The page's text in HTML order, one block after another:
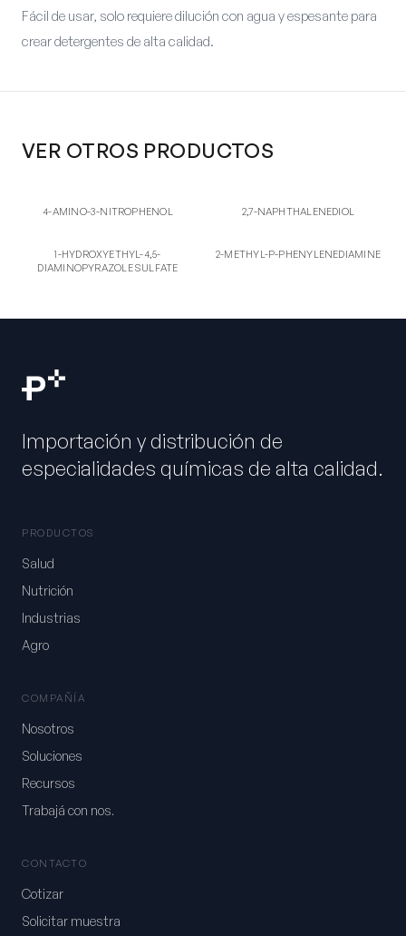
Fácil de usar, solo requiere dilución con agua y espesante para
crear detergentes de alta calidad.
VER OTROS PRODUCTOS
4-AM
4-AMINO-3-NITROPHENOL
2,7-
2,7-NAPHTHALENEDIOL
1S
DIAMINOPYRAZOLE SULFATE
1-HYDROXYETHYL-4,5-
DIAMINOPYRAZOLE SULFATE
2-ME
PHENYLENEDIAMINE
2-METHYL-P-PHENYLENEDIAMINE
Importación y distribución de
especialidades químicas de alta calidad.
PRODUCTOS
Salud
Nutrición
Industrias
Agro
COMPAÑÍA
Nosotros
Soluciones
Recursos
Trabajá con nos.
CONTACTO
Cotizar
Solicitar muestra